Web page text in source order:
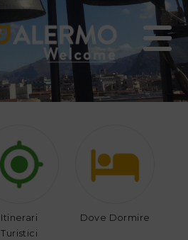
Itinerari
Turistici
Dove Dormire